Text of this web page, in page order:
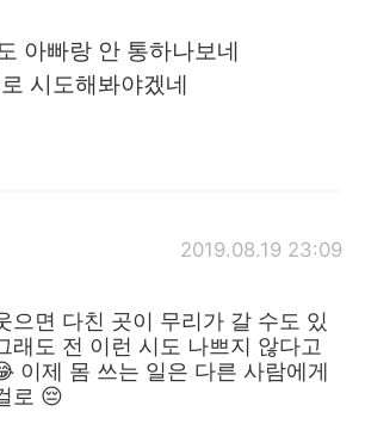
아빠랑 안 통하나보네
시도해봐야겠네
2019.08.19 23:09
으면 다친 곳이 무리가 갈 수도 있
래도 전 이런 시도 나쁘지 않다고
이제 몸 쓰는 일은 다른 사람에게
로 😔